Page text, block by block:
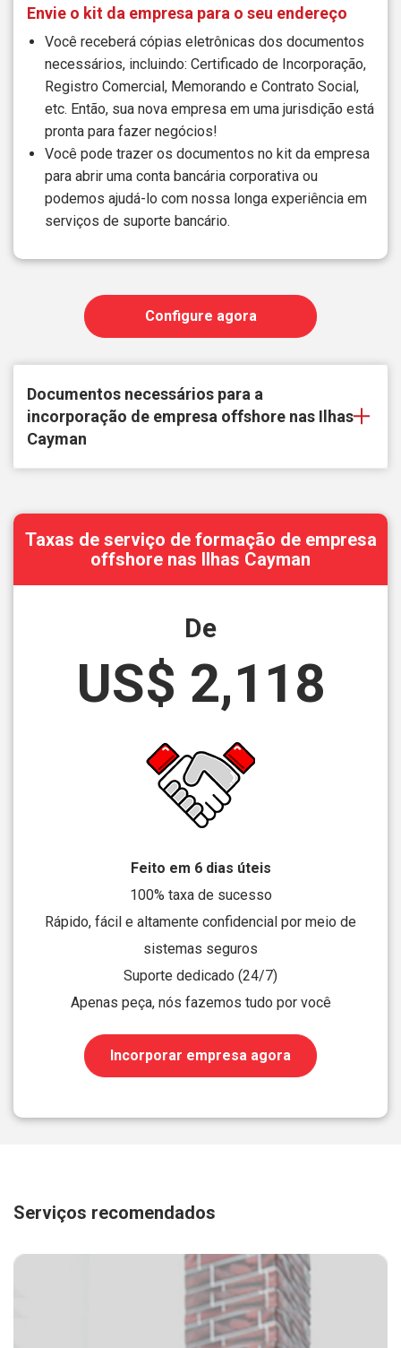
Envie o kit da empresa para o seu endereço
Você receberá cópias eletrônicas dos documentos
necessários, incluindo: Certificado de Incorporação,
Registro Comercial, Memorando e Contrato Social,
etc. Então, sua nova empresa em uma jurisdição está
pronta para fazer negócios!
Você pode trazer os documentos no kit da empresa
para abrir uma conta bancária corporativa ou
podemos ajudá-lo com nossa longa experiência em
serviços de suporte bancário.
Configure agora
Documentos necessários para a
incorporação de empresa offshore nas Ilhas
Cayman
Taxas de serviço de formação de empresa
offshore nas Ilhas Cayman
De
US$ 2,118
Feito em 6 dias úteis
100% taxa de sucesso
Rápido, fácil e altamente confidencial por meio de
sistemas seguros
Suporte dedicado (24/7)
Apenas peça, nós fazemos tudo por você
Incorporar empresa agora
Serviços recomendados